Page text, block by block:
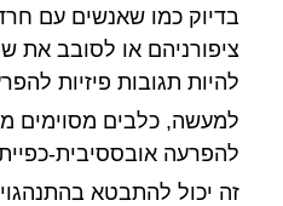
בדיוק כמו שאנשים עם
ציפורניהם או לסובב את
להיות תגובות פיזיות
למעשה, כלבים מסוימים
להפרעה אובססיבית-
זה יכול להתבטא